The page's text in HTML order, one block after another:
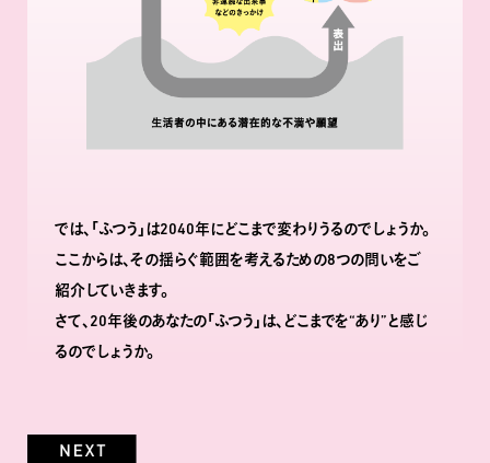
では､｢ふつう｣は2040年にどこまで変わりうるのでしょうか。
ここからは､その揺らぐ範囲を考えるための8つの問いをご
紹介していきます。
さて､20年後のあなたの｢ふつう｣は､どこまでを“あり”と感じ
るのでしょうか。